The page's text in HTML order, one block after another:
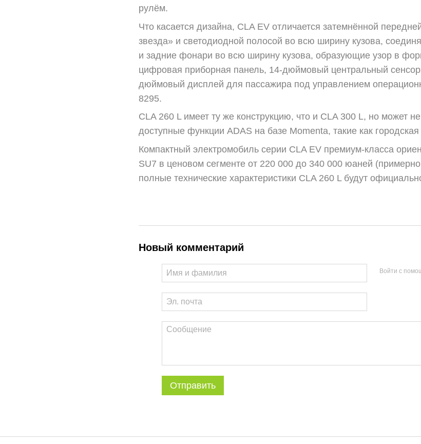
рулём.
Что касается дизайна, CLA EV отличается затемнённой
звезда» и светодиодной полосой во всю ширину кузова,
и задние фонари во всю ширину кузова, образующие узор в
цифровая приборная панель, 14-дюймовый центральный
дюймовый дисплей для пассажира под управлением
8295.
CLA 260 L имеет ту же конструкцию, что и CLA 300 L, но может
доступные функции ADAS на базе Momenta, такие как
Компактный электромобиль серии CLA EV премиум-класса
SU7 в ценовом сегменте от 220 000 до 340 000 юаней
полные технические характеристики CLA 260 L будут
Новый комментарий
Войти с
Отправить